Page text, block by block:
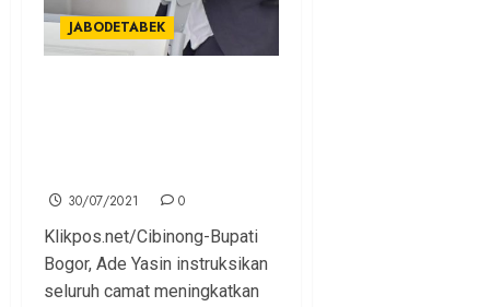
JABODETABEK
30/07/2021 0
Klikpos.net/Cibinong-Bupati
Bogor, Ade Yasin instruksikan
seluruh camat meningkatkan